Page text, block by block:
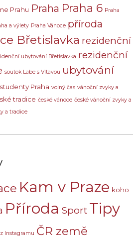
Prahu Praha Praha 6 Praha
a výlety Praha Vánoce příroda
Břetislavka rezidenční
ubytování Břetislavka rezidenční
soutok Labe s Vltavou ubytování
Praha volný čas vánoční zvyky a
tradice české vánoce české vánoční zvyky a
a tradice
Kam v Praze koho
Příroda Sport Tipy
Instagramu ČR země